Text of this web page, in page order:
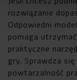
rozwiązanie
Odpowiedni
pomaga
praktyczne
gry. Sprawdza
powtarzalność